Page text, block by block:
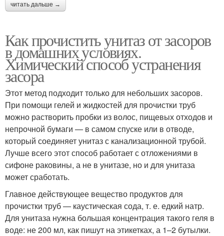
читать дальше →
Как прочистить унитаз от засоров
в домашних условиях.
Химический способ устранения
засора
Этот метод подходит только для небольших засоров.
При помощи гелей и жидкостей для прочистки труб
можно растворить пробки из волос, пищевых отходов и
непрочной бумаги — в самом спуске или в отводе,
который соединяет унитаз с канализационной трубой.
Лучше всего этот способ работает с отложениями в
сифоне раковины, а не в унитазе, но и для унитаза
может сработать.
Главное действующее вещество продуктов для
прочистки труб — каустическая сода, т. е. едкий натр.
Для унитаза нужна большая концентрация такого геля в
воде: не 200 мл, как пишут на этикетках, а 1–2 бутылки.